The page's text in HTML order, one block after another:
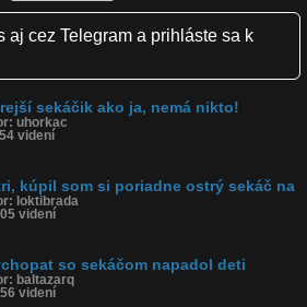
so sekáčikom, ostrý sekáč
aj cez Telegram a prihláste sa k
sekáčik ako ja, nemá nikto!
uhorkac
videní
kúpil som si poriadne ostrý sekáč na
loktibrada
videní
so sekáčom napadol deti
baltazarq
videní